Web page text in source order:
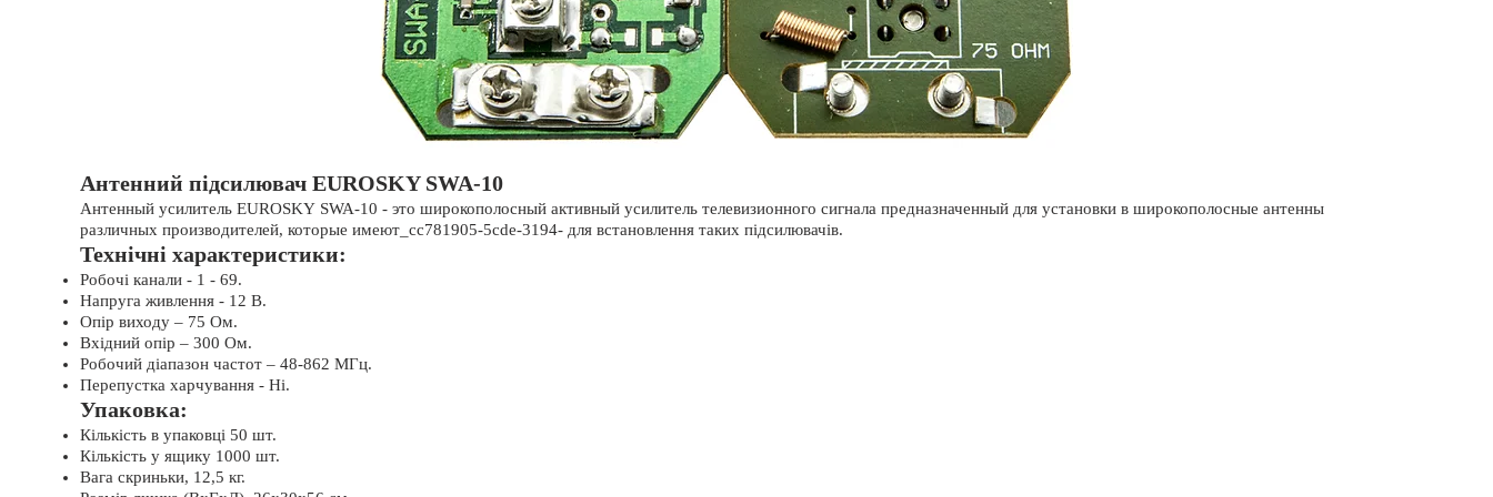
Антенний підсилювач EUROSKY SWA-10
Антенный усилитель EUROSKY SWA-10 - это широкополосный активный усилитель телевизионного сигнала предназначенный для установки в широкополосные антенны
различных производителей, которые имеют_cc781905-5cde-3194- для встановлення таких підсилювачів.
Технічні характеристики:
Робочі канали - 1 - 69.
Напруга живлення - 12 В.
Опір виходу – 75 Ом.
Вхідний опір – 300 Ом.
Робочий діапазон частот – 48-862 МГц.
Перепустка харчування - Ні.
Упаковка:
Кількість в упаковці 50 шт.
Кількість у ящику 1000 шт.
Вага скриньки, 12,5 кг.